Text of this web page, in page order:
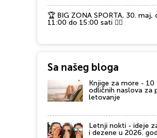
🏆 BIG ZONA SPORTA, 30. maj,
11:00 do 15:00 sati 🏃‍♂️
Sa našeg bloga
Knjige za more - 10
odličnih naslova za
letovanje
Letnji nokti - ideje
i dezene u 2026.